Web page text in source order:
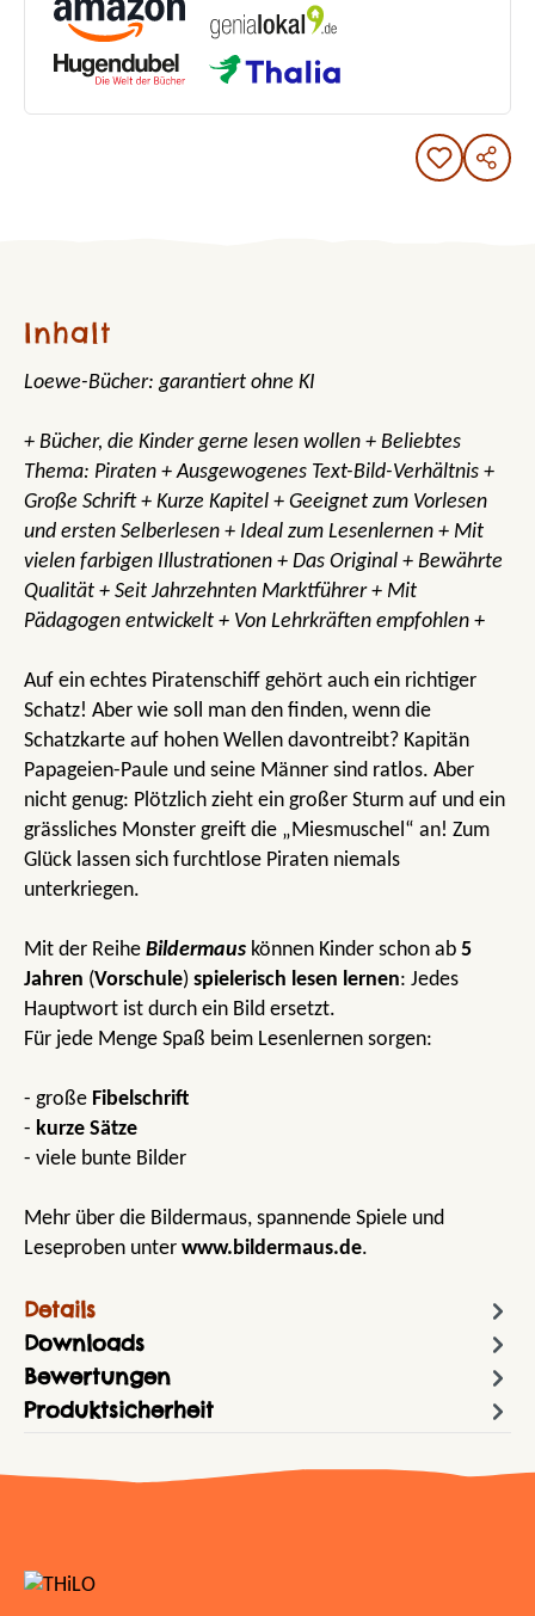
Inhalt
Loewe-Bücher: garantiert ohne KI
+ Bücher, die Kinder gerne lesen wollen + Beliebtes
Thema: Piraten + Ausgewogenes Text-Bild-Verhältnis +
Große Schrift + Kurze Kapitel + Geeignet zum Vorlesen
und ersten Selberlesen + Ideal zum Lesenlernen + Mit
vielen farbigen Illustrationen + Das Original + Bewährte
Qualität + Seit Jahrzehnten Marktführer + Mit
Pädagogen entwickelt + Von Lehrkräften empfohlen +
Auf ein echtes Piratenschiff gehört auch ein richtiger
Schatz! Aber wie soll man den finden, wenn die
Schatzkarte auf hohen Wellen davontreibt? Kapitän
Papageien-Paule und seine Männer sind ratlos. Aber
nicht genug: Plötzlich zieht ein großer Sturm auf und ein
grässliches Monster greift die „Miesmuschel“ an! Zum
Glück lassen sich furchtlose Piraten niemals
unterkriegen.
Mit der Reihe Bildermaus können Kinder schon ab 5
Jahren (Vorschule) spielerisch lesen lernen: Jedes
Hauptwort ist durch ein Bild ersetzt.
Für jede Menge Spaß beim Lesenlernen sorgen:
- große Fibelschrift
- kurze Sätze
- viele bunte Bilder
Mehr über die Bildermaus, spannende Spiele und
Leseproben unter www.bildermaus.de.
Details
Downloads
Bewertungen
Produktsicherheit